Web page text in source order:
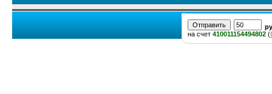
на счет 410011154494802 (